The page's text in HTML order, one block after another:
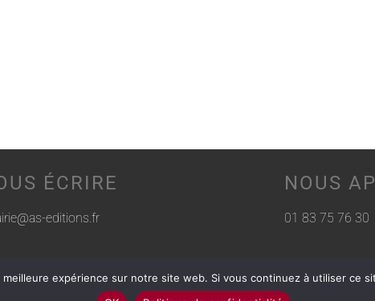
ÉCRIRE
editions.fr
NOUS
01 83 75 76 30
expérience sur notre site web. Si vous continuez à utiliser ce